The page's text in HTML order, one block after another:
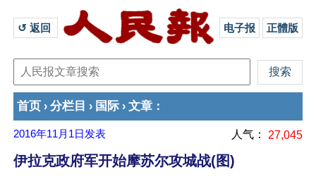
↺ 返回 电子报 正體版
首页 › 分栏目 › 国际 › 文章 ：
2016年11月1日 发表 人气： 27,045
伊拉克政府军开始摩苏尔攻城战(图)